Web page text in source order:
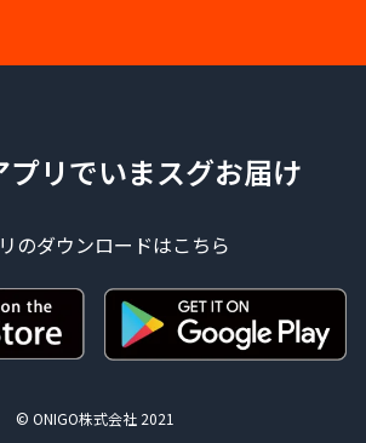
プリでいまスグお届け
のダウンロードはこちら
© ONIGO株式会社 2021